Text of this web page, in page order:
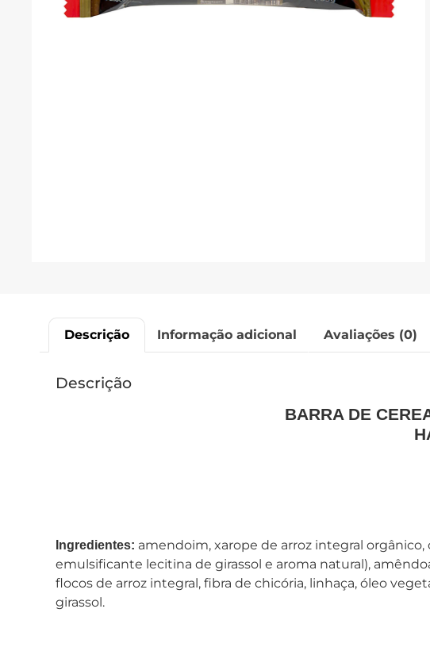
Descrição Informação adicional Avaliações (0)
Descrição
BARRA DE
Ingredientes: amendoim, xarope de arroz integral orgânico,
emulsificante lecitina de girassol e aroma natural),
flocos de arroz integral, fibra de chicória, linhaça, óleo
girassol.